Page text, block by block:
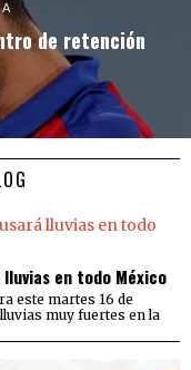
de retención
lluvias en todo México
este martes 16 de
muy fuertes en la